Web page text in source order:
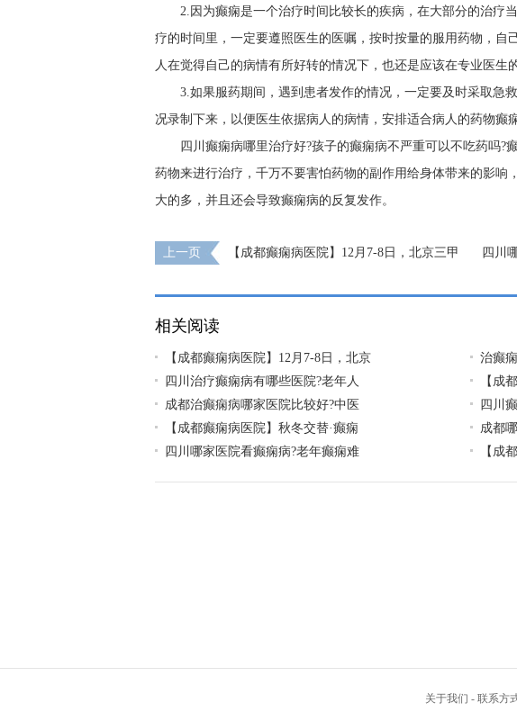
2.因为癫痫是一个治疗时间比较长的疾病，在大部分的治疗
疗的时间里，一定要遵照医生的医嘱，按时按量的服用药物，自
人在觉得自己的病情有所好转的情况下，也还是应该在专业医生
3.如果服药期间，遇到患者发作的情况，一定要及时采取急
况录制下来，以便医生依据病人的病情，安排适合病人的药物癫痫
四川癫痫病哪里治疗好?孩子的癫痫病不严重可以不吃药吗?
药物来进行治疗，千万不要害怕药物的副作用给身体带来的影响
大的多，并且还会导致癫痫病的反复发作。
上一页
【成都癫痫病医院】12月7-8日，北京三甲
放!
四川
相关阅读
【成都癫痫病医院】12月7-8日，北京
治癫
四川治疗癫痫病有哪些医院?老年人
【成
成都治癫痫病哪家医院比较好?中医
四川
【成都癫痫病医院】秋冬交替·癫痫
成都
四川哪家医院看癫痫病?老年癫痫难
【成
关于我们 - 联系方